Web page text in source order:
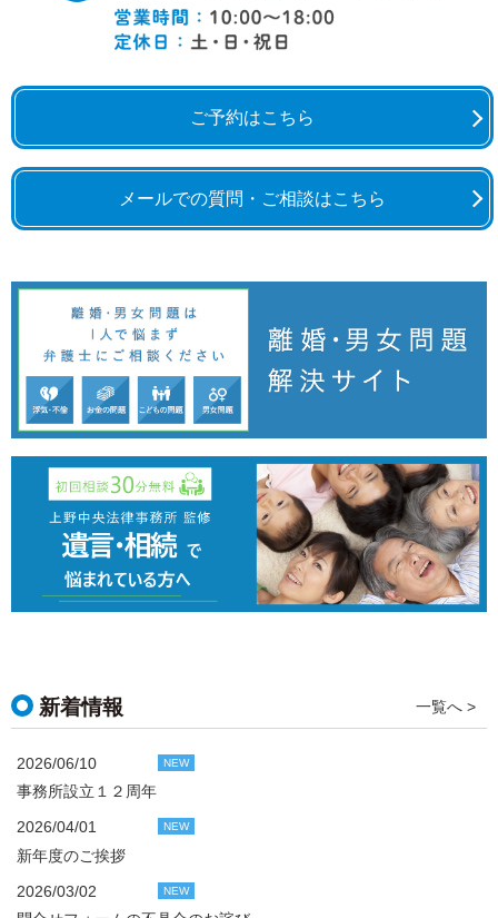
ご予約はこちら
メールでの質問・ご相談はこちら
新着情報 一覧へ >
2026/06/10 NEW
事務所設立１２周年
2026/04/01 NEW
新年度のご挨拶
2026/03/02 NEW